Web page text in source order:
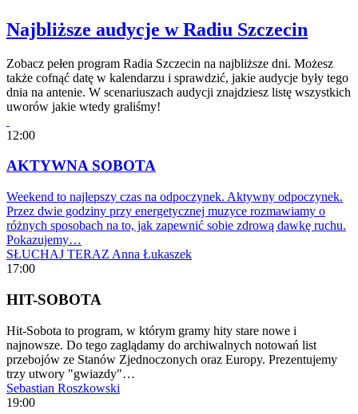
Najbliższe audycje w Radiu Szczecin
Zobacz pełen program Radia Szczecin na najbliższe dni. Możesz
także cofnąć datę w kalendarzu i sprawdzić, jakie audycje były tego
dnia na antenie. W scenariuszach audycji znajdziesz listę wszystkich
uworów jakie wtedy graliśmy!
12:00
AKTYWNA SOBOTA
Weekend to najlepszy czas na odpoczynek. Aktywny odpoczynek.
Przez dwie godziny przy energetycznej muzyce rozmawiamy o
różnych sposobach na to, jak zapewnić sobie zdrową dawkę ruchu.
Pokazujemy…
SŁUCHAJ TERAZ Anna Łukaszek
17:00
HIT-SOBOTA
Hit-Sobota to program, w którym gramy hity stare nowe i
najnowsze. Do tego zaglądamy do archiwalnych notowań list
przebojów ze Stanów Zjednoczonych oraz Europy. Prezentujemy
trzy utwory "gwiazdy"…
Sebastian Roszkowski
19:00